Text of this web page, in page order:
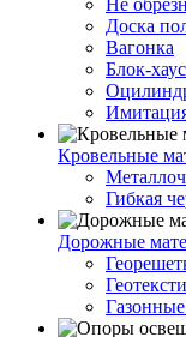
Доска
Вагонка
Блок-
Кровельные
Гибкая
Дорожные